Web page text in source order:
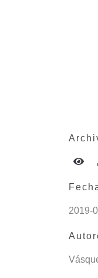
2019-